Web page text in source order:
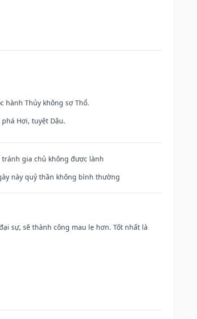
hành Thủy không sợ Thổ.
Hợi, tuyệt Dậu.
gia chủ không được lành
này quỷ thần không bình thường
sự, sẽ thành công mau lẹ hơn. Tốt nhất là